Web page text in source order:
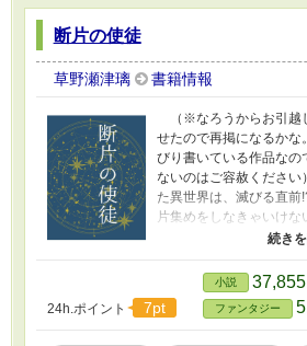
断片の使徒
草野瀬津璃 書籍情報
（※なろうからお引越
せたので再掲になるか
びり書いている作品なの
ないのはご容赦くださ
た異世界は、滅びる直
片集めをしなきゃいけ
が大好きな困った幼馴染
は仕方なく旅立つが、こ
が決まる。そのせいで最
しまい!? 〈黒〉が悪魔
敬されるってどういう
会う奴は、夜になると猫
24h.ポイント 7pt
小説 37,855
ファンタジー